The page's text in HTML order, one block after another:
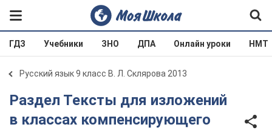
ГДЗ Учебники ЗНО ДПА Онлайн уроки НМТ
Русский язык 9 класс В. Л. Склярова 2013
Раздел Тексты для изложений
в классах компенсирующего